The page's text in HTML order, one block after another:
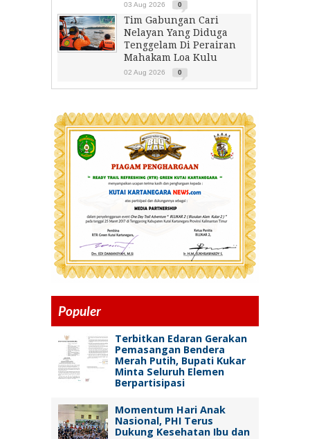
03 Aug 2026 0
Tim Gabungan Cari
Nelayan Yang Diduga
Tenggelam Di Perairan
Mahakam Loa Kulu
02 Aug 2026 0
Populer
Terbitkan Edaran Gerakan
Pemasangan Bendera
Merah Putih, Bupati Kukar
Minta Seluruh Elemen
Berpartisipasi
Momentum Hari Anak
Nasional, PHI Terus
Dukung Kesehatan Ibu dan